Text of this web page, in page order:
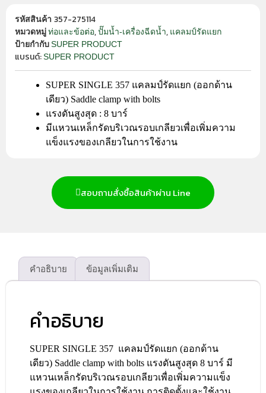
รหัสสินค้า 357-275114
หมวดหมู่ ท่อและข้อต่อ,ปั๊มน้ำ-เครื่องฉีดน้ำ, แคลมป์รัดแยก
ป้ายกำกับ SUPER PRODUCT
แบรนด์:SUPER PRODUCT
SUPER SINGLE 357 แคลมป์รัดแยก (ออกด้าน
เดียว) Saddle clamp with bolts
แรงดันสูงสุด : 8 บาร์
มีแหวนเหล็กรัดบริเวณรอบเกลียวเพื่อเพิ่มความ
แข็งแรงของเกลียวในการใช้งาน
สอบถามสั่งซื้อสินค้าผ่าน Line
คำอธิบาย ข้อมูลเพิ่มเติม
คำอธิบาย
SUPER SINGLE 357 แคลมป์รัดแยก (ออกด้าน
เดียว) Saddle clamp with bolts แรงดันสูงสุด 8 บาร์ มี
แหวนเหล็กรัดบริเวณรอบเกลียวเพื่อเพิ่มความแข็ง